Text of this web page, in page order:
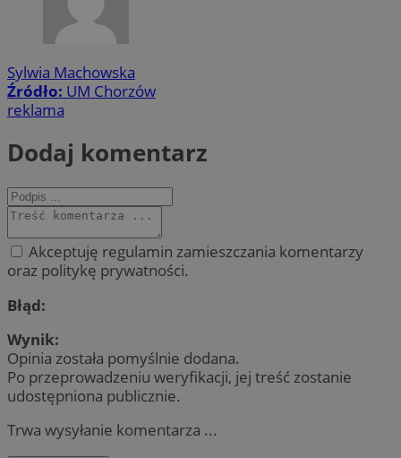
Sylwia Machowska
Źródło: UM Chorzów
reklama
Dodaj komentarz
Akceptuję regulamin zamieszczania komentarzy
oraz politykę prywatności.
Błąd:
Wynik:
Opinia została pomyślnie dodana.
Po przeprowadzeniu weryfikacji, jej treść zostanie
udostępniona publicznie.
Trwa wysyłanie komentarza ...